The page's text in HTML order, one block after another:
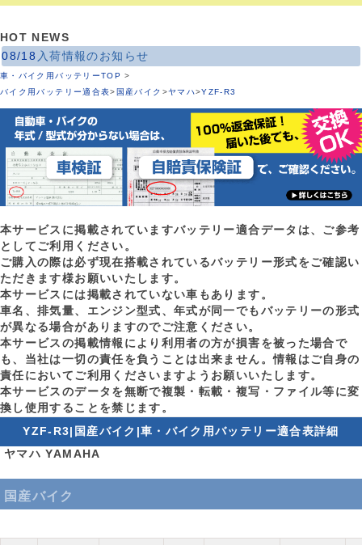
HOT NEWS
08/18 入荷情報のお知らせ
車・バイク用バッテリーTOP >
バイク用バッテリー適合表> 国産バイク >ヤマハ>YZF-R3
本サービスに掲載されていますバッテリー適合データは、ご参考
としてご利用ください。
ご購入の際は必ず現在搭載されているバッテリー形式をご確認い
ただきます様お願いいたします。
本サービスには掲載されていない車もあります。
車名、排気量、エンジン型式、年式が同一でもバッテリーの形式
が異なる場合がありますのでご注意ください。
本サービスの掲載情報により利用者の方が損害を被った場合で
も、当社は一切の責任を負うことは出来ません。情報はご自身の
責任においてご利用くださいますようお願いいたします。
本サービスのデータを無断で複製・転載・複写・ファイル等に変
換し使用することを禁じます。
YZF-R3|国産バイク|車・バイク用バッテリー適合表詳細
ヤマハ YAMAHA
国産バイク